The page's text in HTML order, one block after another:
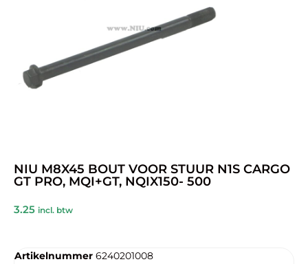
NIU M8X45 BOUT VOOR STUUR N1S CARGO
GT PRO, MQI+GT, NQIX150- 500
3.25 incl. btw
Artikelnummer 6240201008